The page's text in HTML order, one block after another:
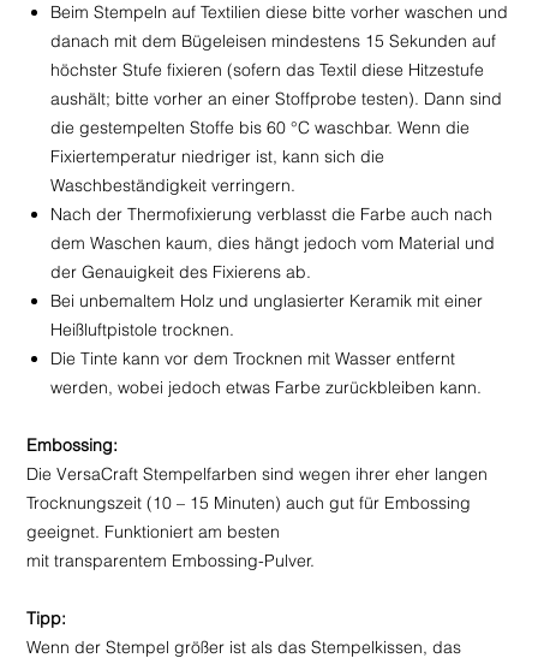
Beim Stempeln auf Textilien diese bitte vorher waschen und
danach mit dem Bügeleisen mindestens 15 Sekunden auf
höchster Stufe fixieren (sofern das Textil diese Hitzestufe
aushält; bitte vorher an einer Stoffprobe testen). Dann sind
die gestempelten Stoffe bis 60 °C waschbar. Wenn die
Fixiertemperatur niedriger ist, kann sich die
Waschbeständigkeit verringern.
Nach der Thermofixierung verblasst die Farbe auch nach
dem Waschen kaum, dies hängt jedoch vom Material und
der Genauigkeit des Fixierens ab.
Bei unbemaltem Holz und unglasierter Keramik mit einer
Heißluftpistole trocknen.
Die Tinte kann vor dem Trocknen mit Wasser entfernt
werden, wobei jedoch etwas Farbe zurückbleiben kann.
Embossing:
Die VersaCraft Stempelfarben sind wegen ihrer eher langen
Trocknungszeit (10 – 15 Minuten) auch gut für Embossing
geeignet. Funktioniert am besten
mit transparentem Embossing-Pulver.
Tipp:
Wenn der Stempel größer ist als das Stempelkissen, das